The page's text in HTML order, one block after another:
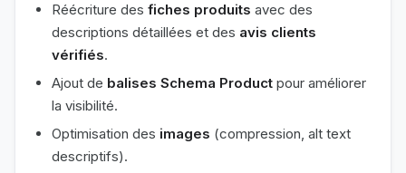
Réécriture des fiches produits avec des
descriptions détaillées et des avis clients
vérifiés.
Ajout de balises Schema Product pour améliorer
la visibilité.
Optimisation des images (compression, alt text
descriptifs).